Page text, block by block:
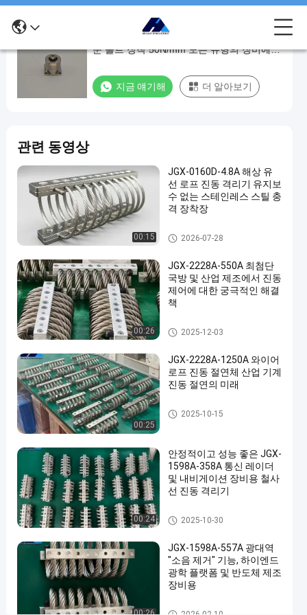
JMZ-
T1-
마
화
단
절
단
판
또
는
눈
트
장
착
50N/mm
유
형
의
장
JMZ-T1-1.4A 마찰 완화 단절기 상단판 또는
눈 볼트 장착 50N/mm 모든 유형의 장비에
지금 얘기해 더 알아보기
관련 동영상
00:15
JGX-0160D-4.8A 해상 유
선 로프 진동 격리기 유지보
수 없는 스테인레스 스틸 충
격 장착장
와이어 로프 제진기
2026-07-28
00:26
JGX-2228A-550A 최첨단
국방 및 산업 제조에서 진동
제어에 대한 궁극적인 해결
책
와이어 로프 제진기
2025-12-03
00:25
JGX-2228A-1250A 와이어
로프 진동 절연체 산업 기계
진동 절연의 미래
와이어 로프 제진기
2025-10-15
00:24
안정적이고 성능 좋은 JGX-
1598A-358A 통신 레이더
및 내비게이션 장비용 철사
선 진동 격리기
와이어 로프 제진기
2025-10-30
00:26
JGX-1598A-557A 광대역
"소음 제거" 기능, 하이엔드
광학 플랫폼 및 반도체 제조
장비용
와이어 로프 제진기